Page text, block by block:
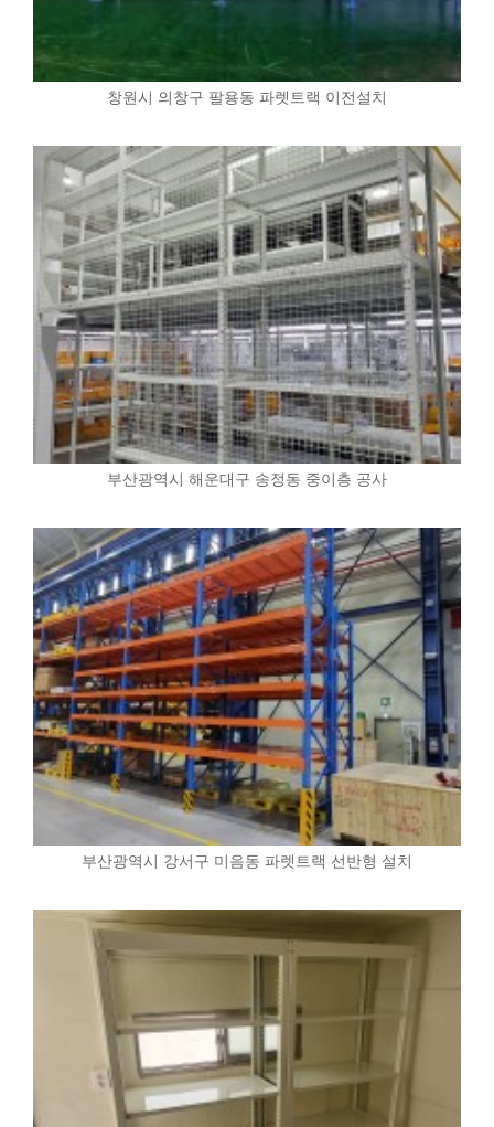
창원시 의창구 팔용동 파렛트랙 이전설치
부산광역시 해운대구 송정동 중이층 공사
부산광역시 강서구 미음동 파렛트랙 선반형 설치